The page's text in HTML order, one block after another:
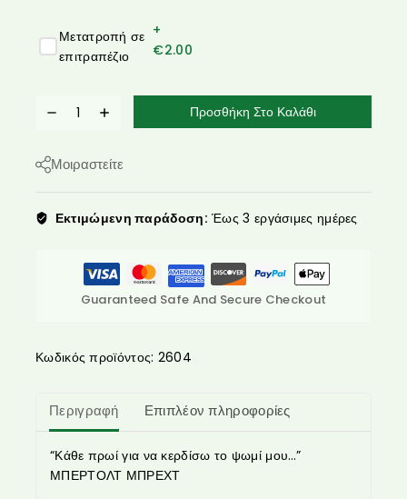
Μετατροπή σε
επιτραπέζιο
+
€2.00
Προσθήκη Στο Καλάθι
Μοιραστείτε
Εκτιμώμενη παράδοση: Έως 3 εργάσιμες ημέρες
Guaranteed Safe And Secure Checkout
Κωδικός προϊόντος: 2604
Περιγραφή Επιπλέον πληροφορίες
“Κάθε πρωί για να κερδίσω το ψωμί μου…”
ΜΠΕΡΤΟΛΤ ΜΠΡΕΧΤ